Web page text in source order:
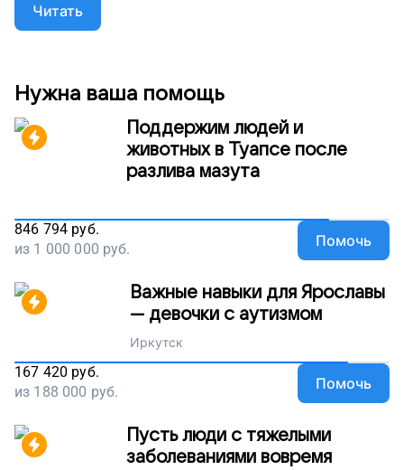
Читать
Нужна ваша помощь
Поддержим людей и
животных в Туапсе после
разлива мазута
846 794 руб.
из 1 000 000 руб. Помочь
Важные навыки для Ярославы
— девочки с аутизмом
Иркутск
167 420 руб.
из 188 000 руб. Помочь
Пусть люди с тяжелыми
заболеваниями вовремя